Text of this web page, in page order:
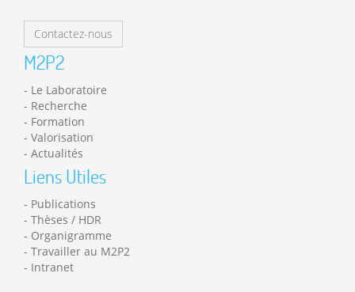
Contactez-nous
M2P2
Le Laboratoire
Recherche
Formation
Valorisation
Actualités
Liens Utiles
Publications
Thèses / HDR
Organigramme
Travailler au M2P2
Intranet